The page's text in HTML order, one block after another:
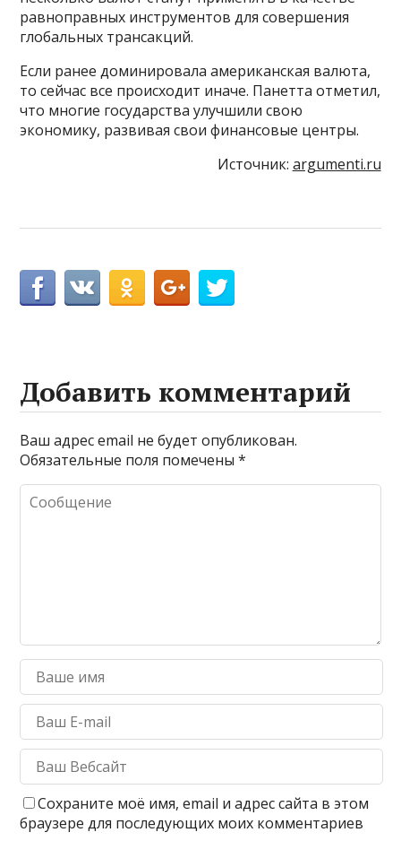
равноправных инструментов для совершения
глобальных трансакций.
Если ранее доминировала американская валюта,
то сейчас все происходит иначе. Панетта отметил,
что многие государства улучшили свою
экономику, развивая свои финансовые центры.
Источник: argumenti.ru
Добавить комментарий
Ваш адрес email не будет опубликован.
Обязательные поля помечены*
Сохраните моё имя, email и адрес сайта в этом
браузере для последующих моих комментариев